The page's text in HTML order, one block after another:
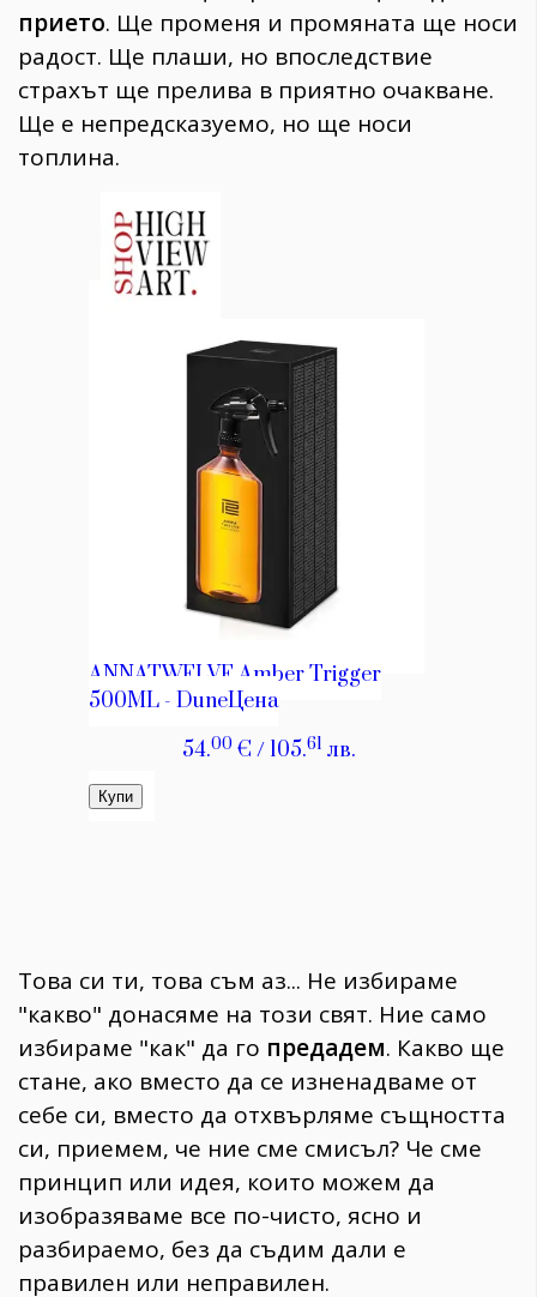
прието. Ще променя и промяната ще носи
радост. Ще плаши, но впоследствие
страхът ще прелива в приятно очакване.
Ще е непредсказуемо, но ще носи
топлина.
Това си ти, това съм аз... Не избираме
"какво" донасяме на този свят. Ние само
избираме "как" да го предадем. Какво ще
стане, ако вместо да се изненадваме от
себе си, вместо да отхвърляме същността
си, приемем, че ние сме смисъл? Че сме
принцип или идея, които можем да
изобразяваме все по-чисто, ясно и
разбираемо, без да съдим дали е
правилен или неправилен.